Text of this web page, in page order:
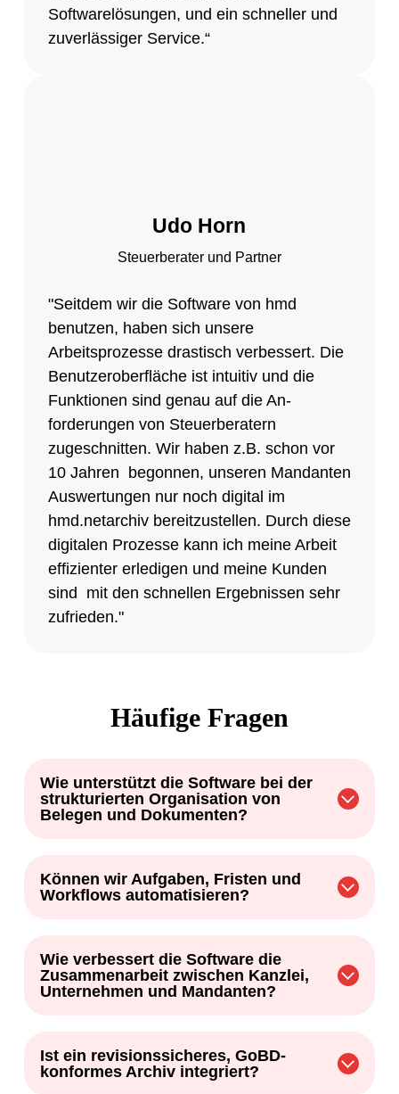
Softwarelösungen, und ein schneller und
zuverlässiger Service.“
Udo Horn
Steuerberater und Partner
"Seitdem wir die Software von hmd
benutzen, haben sich unsere
Arbeitsprozesse drastisch verbessert. Die
Benutzeroberfläche ist intuitiv und die
Funktionen sind genau auf die An-
forderungen von Steuerberatern
zugeschnitten. Wir haben z.B. schon vor
10 Jahren begonnen, unseren Mandanten
Auswertungen nur noch digital im
hmd.netarchiv bereitzustellen. Durch diese
digitalen Prozesse kann ich meine Arbeit
effizienter erledigen und meine Kunden
sind mit den schnellen Ergebnissen sehr
zufrieden."
Häufige Fragen
Wie unterstützt die Software bei der
strukturierten Organisation von
Belegen und Dokumenten?
Können wir Aufgaben, Fristen und
Workflows automatisieren?
Wie verbessert die Software die
Zusammenarbeit zwischen Kanzlei,
Unternehmen und Mandanten?
Ist ein revisionssicheres, GoBD-
konformes Archiv integriert?